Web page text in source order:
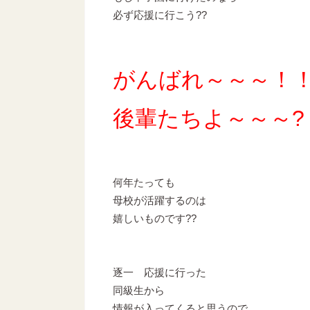
必ず応援に行こう??
がんばれ～～～！
後輩たちよ～～～?
何年たっても
母校が活躍するのは
嬉しいものです??
逐一 応援に行った
同級生から